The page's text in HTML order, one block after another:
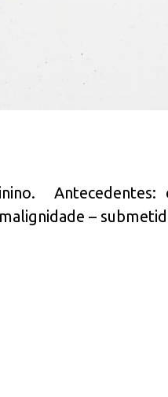
Antecedentes:
–